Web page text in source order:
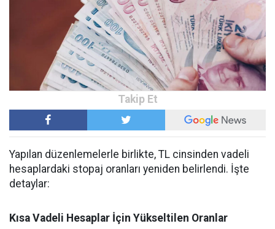
Yapılan düzenlemelerle birlikte, TL cinsinden vadeli
hesaplardaki stopaj oranları yeniden belirlendi. İşte
detaylar:
Kısa Vadeli Hesaplar İçin Yükseltilen Oranlar